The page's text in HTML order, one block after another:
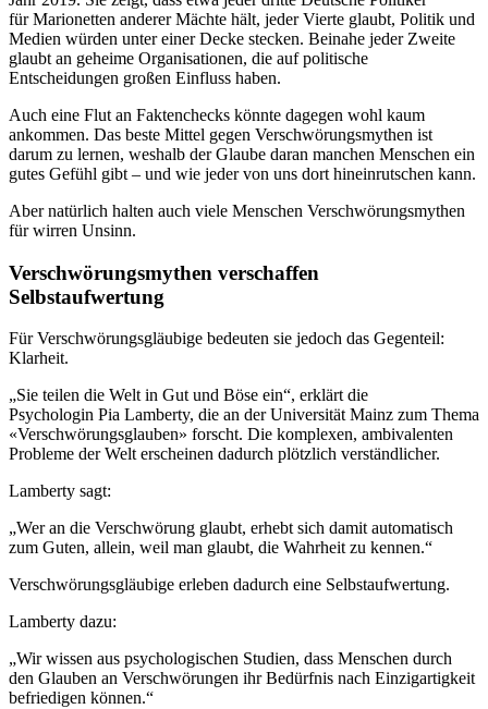
für Marionetten anderer Mächte hält, jeder Vierte glaubt, Politik und
Medien würden unter einer Decke stecken. Beinahe jeder Zweite
glaubt an geheime Organisationen, die auf politische
Entscheidungen großen Einfluss haben.
Auch eine Flut an Faktenchecks könnte dagegen wohl kaum
ankommen. Das beste Mittel gegen Verschwörungsmythen ist
darum zu lernen, weshalb der Glaube daran manchen Menschen ein
gutes Gefühl gibt – und wie jeder von uns dort hineinrutschen kann.
Aber natürlich halten auch viele Menschen Verschwörungsmythen
für wirren Unsinn.
Verschwörungsmythen verschaffen
Selbstaufwertung
Für Verschwörungsgläubige bedeuten sie jedoch das Gegenteil:
Klarheit.
„Sie teilen die Welt in Gut und Böse ein“, erklärt die
Psychologin Pia Lamberty, die an der Universität Mainz zum Thema
«Verschwörungsglauben» forscht. Die komplexen, ambivalenten
Probleme der Welt erscheinen dadurch plötzlich verständlicher.
Lamberty sagt:
„Wer an die Verschwörung glaubt, erhebt sich damit automatisch
zum Guten, allein, weil man glaubt, die Wahrheit zu kennen.“
Verschwörungsgläubige erleben dadurch eine Selbstaufwertung.
Lamberty dazu:
„Wir wissen aus psychologischen Studien, dass Menschen durch
den Glauben an Verschwörungen ihr Bedürfnis nach Einzigartigkeit
befriedigen können.“